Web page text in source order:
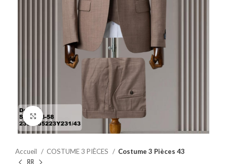
Agrandir
Accueil COSTUME 3 PIÈCES Costume 3 Pièces 43